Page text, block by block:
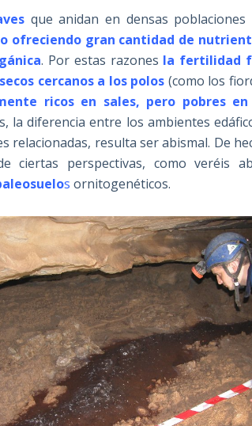
que anidan en densas poblaciones
ofreciendo gran cantidad de
. Por estas razones la fertilidad
cercanos a los polos (como los
ricos en sales, pero pobres
diferencia entre los ambientes
relacionadas, resulta ser abismal. De
ciertas perspectivas, como veréis
s ornitogenéticos.